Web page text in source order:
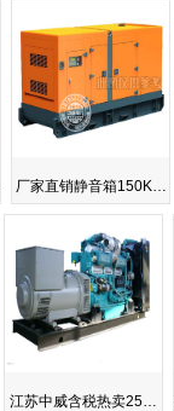
厂家直销静音箱150K…
江苏中威含税热卖25…